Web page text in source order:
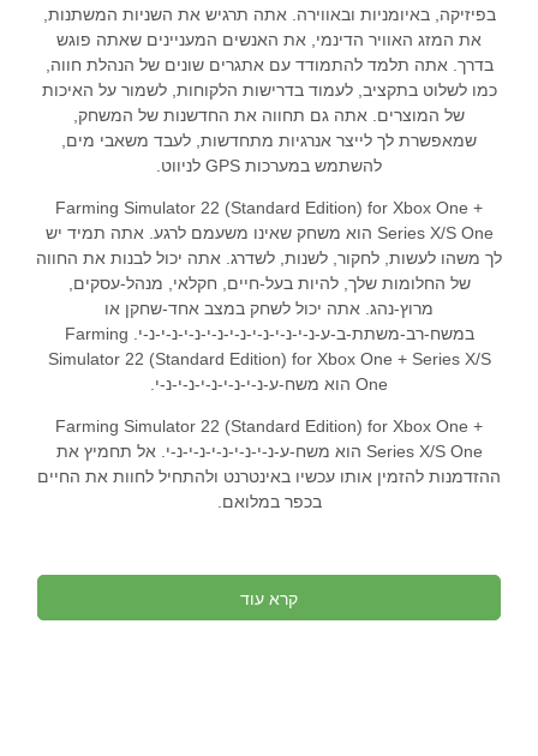
בפיזיקה, באיומניות ובאווירה. אתה תרגיש את השניות המשתנות,
את המזג האוויר הדינמי, את האנשים המעניינים שאתה פוגש
בדרך. אתה תלמד להתמודד עם אתגרים שונים של הנהלת חווה,
כמו לשלוט בתקציב, לעמוד בדרישות הלקוחות, לשמור על האיכות
של המוצרים. אתה גם תחווה את החדשנות של המשחק,
שמאפשרת לך לייצר אנרגיות מתחדשות, לעבד משאבי מים,
להשתמש במערכות GPS לניווט.
Farming Simulator 22 (Standard Edition) for Xbox One +
Series X/S One הוא משחק שאינו משעמם לרגע. אתה תמיד יש
לך משהו לעשות, לחקור, לשנות, לשדרג. אתה יכול לבנות את החווה
של החלומות שלך, להיות בעל-חיים, חקלאי, מנהל-עסקים,
מרוץ-נהג. אתה יכול לשחק במצב אחד-שחקן או
במשח-רב-משתת-ב-ע-נ-י-נ-י-נ-י-נ-י-נ-י-נ-י-נ-י-נ-י. Farming
Simulator 22 (Standard Edition) for Xbox One + Series X/S
One הוא משח-ע-נ-י-נ-י-נ-י-נ-י-נ-י.
Farming Simulator 22 (Standard Edition) for Xbox One +
Series X/S One הוא משח-ע-נ-י-נ-י-נ-י-נ-י-נ-י. אל תחמיץ את
ההזדמנות להזמין אותו עכשיו באינטרנט ולהתחיל לחוות את החיים
בכפר במלואם.
קרא עוד